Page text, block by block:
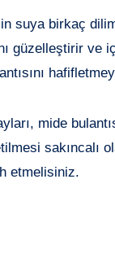
suya birkaç
güzelleştirir ve
mide
sakıncalı
etmelisiniz.